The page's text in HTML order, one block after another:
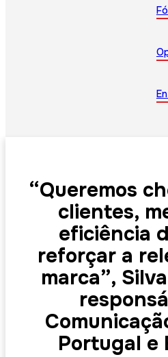
“Queremos
clientes,
eficiência
reforçar a
marca”,
Portugal e